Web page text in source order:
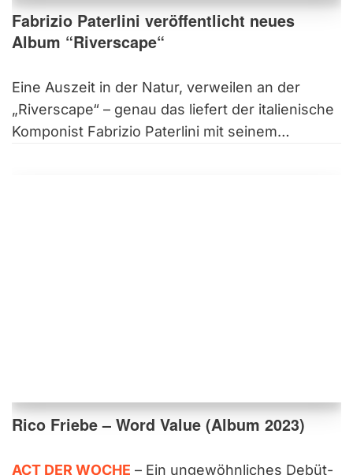
Fabrizio Paterlini veröffentlicht neues
Album “Riverscape“
Eine Auszeit in der Natur, verweilen an der
„Riverscape“ – genau das liefert der italienische
Komponist Fabrizio Paterlini mit seinem…
Rico Friebe – Word Value (Album 2023)
ACT DER WOCHE – Ein ungewöhnliches Debüt-